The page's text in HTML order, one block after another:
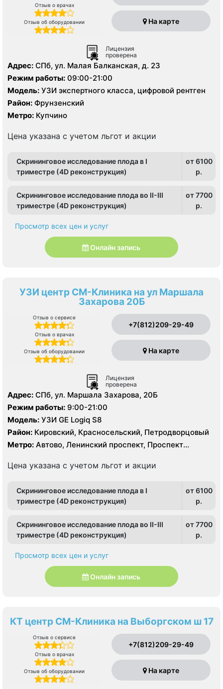
Отзыв о врачах
Отзыв об оборудовании На карте
Лицензия
проверена
Адрес: СПб, ул. Малая Балканская, д. 23
Режим работы: 09:00-21:00
Модель: УЗИ экспертного класса, цифровой рентген
Район: Фрунзенский
Метро: Купчино
Цена указана с учетом льгот и акции
Скрининговое исследование плода в I
триместре (4D реконструкция)
от 6100
p.
Скрининговое исследование плода во II-III
триместре (4D реконструкция)
от 7700
p.
Просмотр всех цен и услуг
Онлайн запись
УЗИ центр СМ-Клиника на ул Маршала
Захарова 20Б
Отзыв о сервисе
Отзыв о врачах
Отзыв об оборудовании
+7(812)209-29-49
На карте
Лицензия
проверена
Адрес: СПб, ул. Маршала Захарова, 20Б
Режим работы: 9:00-21:00
Модель: УЗИ GE Logiq S8
Район: Кировский, Красносельский, Петродворцовый
Метро: Автово, Ленинский проспект, Проспект
Цена указана с учетом льгот и акции
Скрининговое исследование плода в I
триместре (4D реконструкция)
от 6100
p.
Скрининговое исследование плода во II-III
триместре (4D реконструкция)
от 7700
p.
Просмотр всех цен и услуг
Онлайн запись
КТ центр СМ-Клиника на Выборгском ш 17
Отзыв о сервисе
Отзыв о врачах
Отзыв об оборудовании
+7(812)209-29-49
На карте